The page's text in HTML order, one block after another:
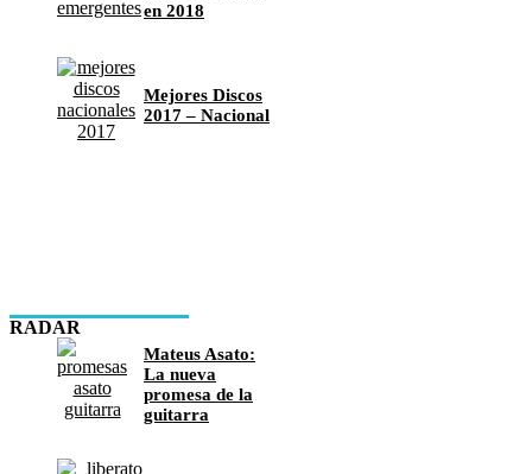
en 2018
Mejores Discos
2017 – Nacional
RADAR
Mateus Asato:
La nueva
promesa de la
guitarra